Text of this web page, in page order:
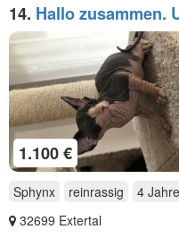
14. Hallo zusammen.
Sphynx Katze hat am
1.100 €
Sphynx
reinrassig 4
32699 Extertal